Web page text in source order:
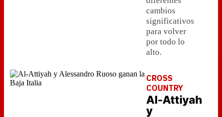
cambios
significativos
para volver
por todo lo
alto.
CROSS
COUNTRY
Al-Attiyah
y